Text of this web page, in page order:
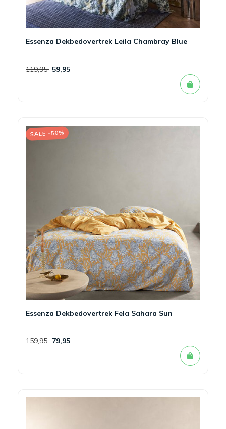
Essenza Dekbedovertrek Leila Chambray Blue
119,95 59,95
SALE -50%
Essenza Dekbedovertrek Fela Sahara Sun
159,95 79,95